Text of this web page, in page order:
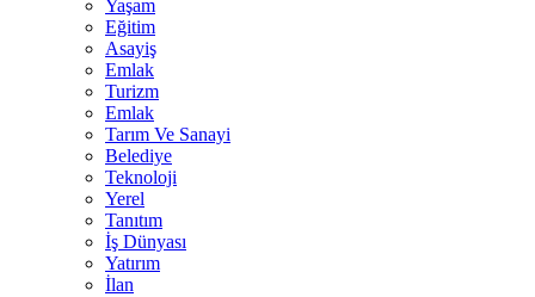
Yaşam
Eğitim
Asayiş
Emlak
Turizm
Emlak
Tarım Ve Sanayi
Belediye
Teknoloji
Yerel
Tanıtım
İş Dünyası
Yatırım
İlan